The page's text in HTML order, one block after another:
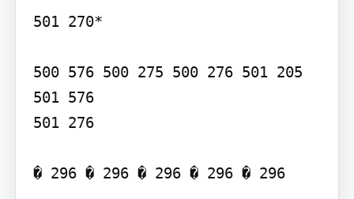
501 270*
500 576 500 275 500 276 501 205
501 576
501 276
� 296 � 296 � 296 � 296 � 296